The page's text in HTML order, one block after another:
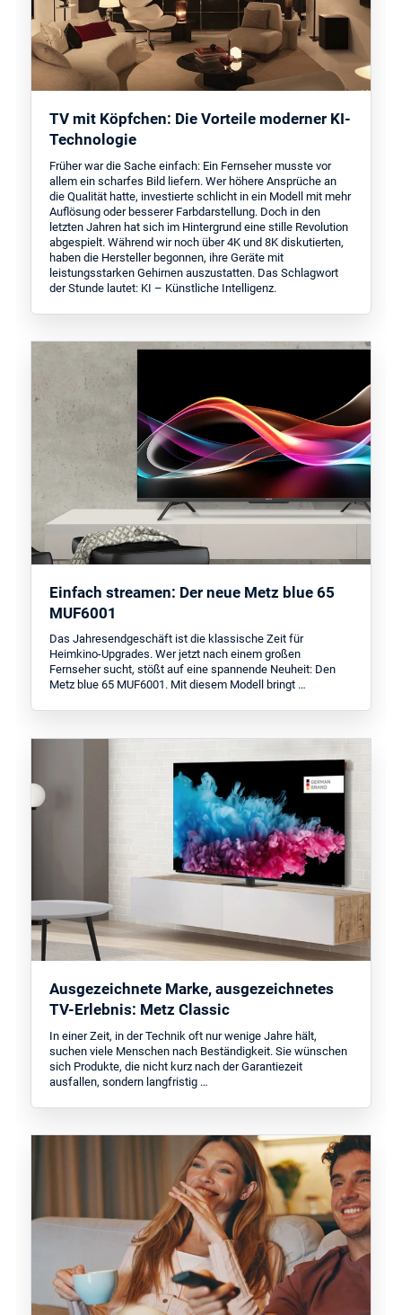
TV mit Köpfchen: Die Vorteile moderner KI-
Technologie
Früher war die Sache einfach: Ein Fernseher musste vor
allem ein scharfes Bild liefern. Wer höhere Ansprüche an
die Qualität hatte, investierte schlicht in ein Modell mit mehr
Auflösung oder besserer Farbdarstellung. Doch in den
letzten Jahren hat sich im Hintergrund eine stille Revolution
abgespielt. Während wir noch über 4K und 8K diskutierten,
haben die Hersteller begonnen, ihre Geräte mit
leistungsstarken Gehirnen auszustatten. Das Schlagwort
der Stunde lautet: KI – Künstliche Intelligenz.
Einfach streamen: Der neue Metz blue 65
MUF6001
Das Jahresendgeschäft ist die klassische Zeit für
Heimkino-Upgrades. Wer jetzt nach einem großen
Fernseher sucht, stößt auf eine spannende Neuheit: Den
Metz blue 65 MUF6001. Mit diesem Modell bringt …
Ausgezeichnete Marke, ausgezeichnetes
TV-Erlebnis: Metz Classic
In einer Zeit, in der Technik oft nur wenige Jahre hält,
suchen viele Menschen nach Beständigkeit. Sie wünschen
sich Produkte, die nicht kurz nach der Garantiezeit
ausfallen, sondern langfristig …